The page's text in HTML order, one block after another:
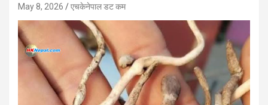
May 8, 2026 एचकेनेपाल डट कम